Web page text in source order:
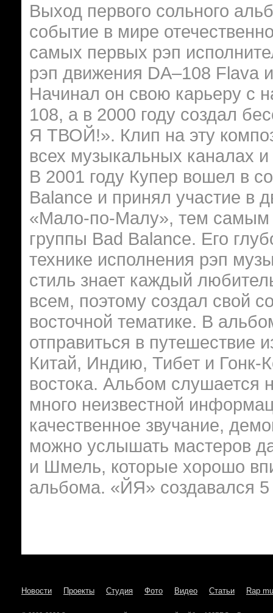
Выход первого сольного
событие в мире
самых первых рэп
рэп движения DA–108 Flava
Начинал он свою карьеру с
108, а в 2000 году создал
Я ТВОЙ!». Клип на эту
всех музыкальных каналах
В 2001 году Купер вошел в
Balance и принял участие в
«Мало-по-Малу», тем самым
группы Bad Balance. Его
технике исполнения рэп
стиль знает каждый
всем, поэтому создал свой
восточной тематике. В
отправиться в путешествие
Китай, Индию, Тибет и Гонк-
востока. Альбом слушается
много неизвестной
качественное звучание,
можно услышать мастеров
и Шмель, которые хорошо
альбома. «ЙЯ» создавался
Новости Проекты Студия Фото Видео Статьи Rap